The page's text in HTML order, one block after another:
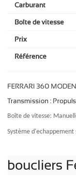
Carburant
Boîte de vitesse
Prix
Référence
FERRARI 360
Transmission :
Boîte de vitesse:
Système d'echappement
boucliers